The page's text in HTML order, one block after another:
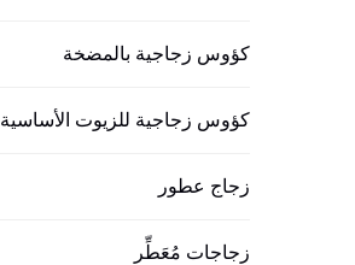
كؤوس زجاجية بالمضخة
كؤوس زجاجية للزيوت الأساسية
زجاج عطور
زجاجات مُعَطِّر